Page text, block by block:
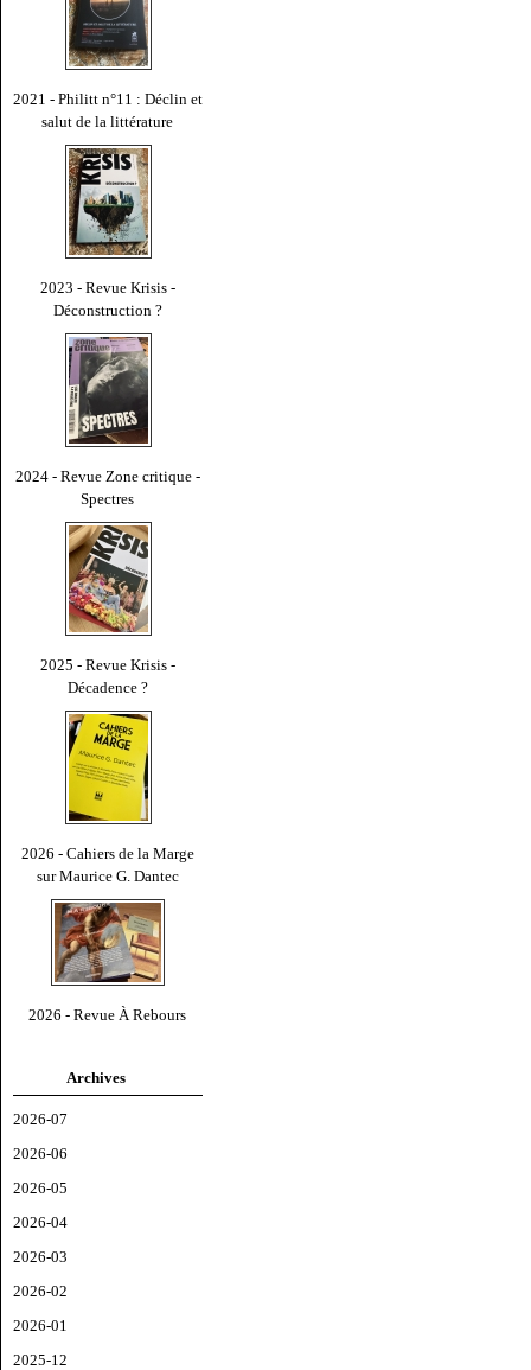
2021 - Philitt n°11 : Déclin et
salut de la littérature
2023 - Revue Krisis -
Déconstruction ?
2024 - Revue Zone critique -
Spectres
2025 - Revue Krisis -
Décadence ?
2026 - Cahiers de la Marge
sur Maurice G. Dantec
2026 - Revue À Rebours
Archives
2026-07
2026-06
2026-05
2026-04
2026-03
2026-02
2026-01
2025-12